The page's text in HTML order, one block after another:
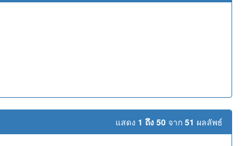
แสดง 1 ถึง 50 จาก 51 ผลลัพธ์